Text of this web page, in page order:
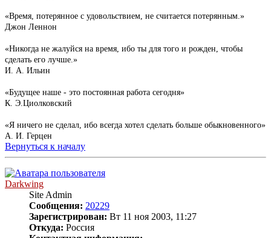
«Время, потерянное с удовольствием, не считается потерянным.»
Джон Леннон
«Никогда не жалуйся на время, ибо ты для того и рожден, чтобы
сделать его лучше.»
И. А. Ильин
«Будущее наше - это постоянная работа сегодня»
К. Э.Циолковский
«Я ничего не сделал, ибо всегда хотел сделать больше обыкновенного»
А. И. Герцен
Вернуться к началу
Darkwing
Site Admin
Сообщения: 20229
Зарегистрирован: Вт 11 ноя 2003, 11:27
Откуда: Россия